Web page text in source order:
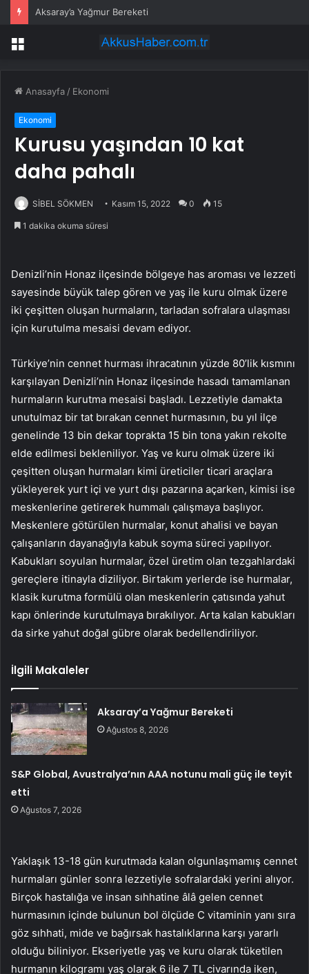
Aksaray’a Yağmur Bereketi
Menü
Anasayfa / Ekonomi
Ekonomi
Kurusu yaşından 10 kat
daha pahalı
SİBEL SÖKMEN Kasım 15, 2022 0 15
1 dakika okuma süresi
Denizli’nin Honaz ilçesinde bölgeye has aroması ve lezzeti
sayesinde büyük talep gören ve yaş ile kuru olmak üzere
iki çeşitten oluşan hurmaların, tarladan sofralara ulaşması
için kurutulma mesaisi devam ediyor.
Türkiye’nin cennet hurması ihracatının yüzde 80’lik kısmını
karşılayan Denizli’nin Honaz ilçesinde hasadı tamamlanan
hurmaların kurutma mesaisi başladı. Lezzetiyle damakta
unutulmaz bir tat bırakan cennet hurmasının, bu yıl ilçe
genelinde 13 bin dekar toprakta 15 bin tona yakın rekolte
elde edilmesi bekleniliyor. Yaş ve kuru olmak üzere iki
çeşitten oluşan hurmaları kimi üreticiler ticari araçlara
yükleyerek yurt içi ve yurt dışı pazarına açarken, kimisi ise
meskenlerine getirerek hummalı çalışmaya başlıyor.
Meskenlere götürülen hurmalar, konut ahalisi ve bayan
çalışanların dayanağıyla kabuk soyma süreci yapılıyor.
Kabukları soyulan hurmalar, özel üretim olan tezgahlardaki
gereçlere itinayla diziliyor. Birtakım yerlerde ise hurmalar,
klasik kurutma formülü olan meskenlerin çatısında yahut
kapı önlerinde kurutulmaya bırakılıyor. Arta kalan kabukları
da sirke yahut doğal gübre olarak bedellendiriliyor.
İlgili Makaleler
Aksaray’a Yağmur Bereketi
Ağustos 8, 2026
S&P Global, Avustralya’nın AAA notunu mali güç ile teyit
etti
Ağustos 7, 2026
Yaklaşık 13-18 gün kurutmada kalan olgunlaşmamış cennet
hurmaları günler sonra lezzetiyle sofralardaki yerini alıyor.
Birçok hastalığa ve insan sıhhatine âlâ gelen cennet
hurmasının içinde bulunun bol ölçüde C vitaminin yanı sıra
göz sıhhati, mide ve bağırsak hastalıklarına karşı yararlı
olduğu biliniyor. Ekseriyetle yaş ve kuru olarak tüketilen
hurmanın kilogramı yaş olarak 6 ile 7 TL civarında iken,